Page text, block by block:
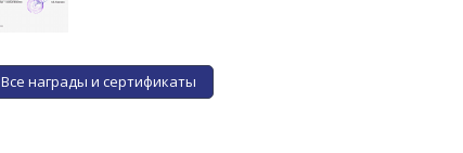
Все награды и сертификаты